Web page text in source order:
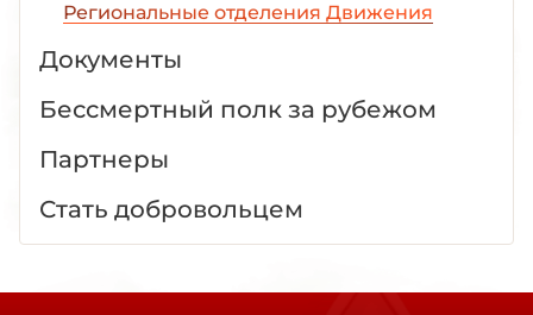
Региональные отделения Движения
Документы
Бессмертный полк за рубежом
Партнеры
Стать добровольцем